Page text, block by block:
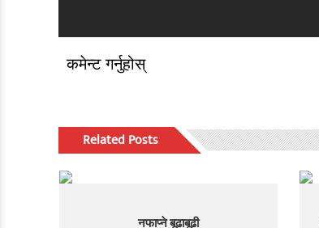
कमेन्ट गर्नुहोस्
Related Posts
नफाप्ने बूढाबूढी